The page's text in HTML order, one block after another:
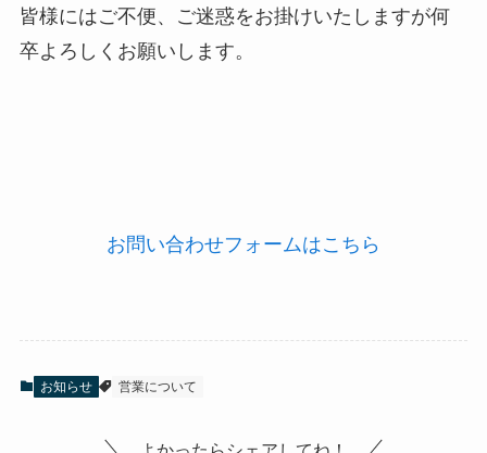
皆様にはご不便、ご迷惑をお掛けいたしますが何
卒よろしくお願いします。
お問い合わせフォームはこちら
お知らせ 営業について